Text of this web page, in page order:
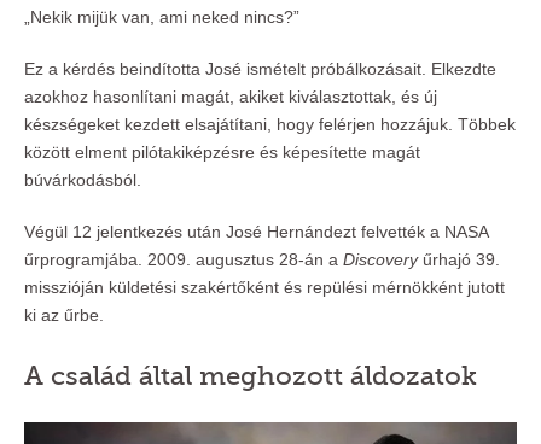
„Nekik mijük van, ami neked nincs?”
Ez a kérdés beindította José ismételt próbálkozásait. Elkezdte
azokhoz hasonlítani magát, akiket kiválasztottak, és új
készségeket kezdett elsajátítani, hogy felérjen hozzájuk. Többek
között elment pilótakiképzésre és képesítette magát
búvárkodásból.
Végül 12 jelentkezés után José Hernándezt felvették a NASA
űrprogramjába. 2009. augusztus 28-án a Discoveryűrhajó 39.
misszióján küldetési szakértőként és repülési mérnökként jutott
ki az űrbe.
A család által meghozott áldozatok